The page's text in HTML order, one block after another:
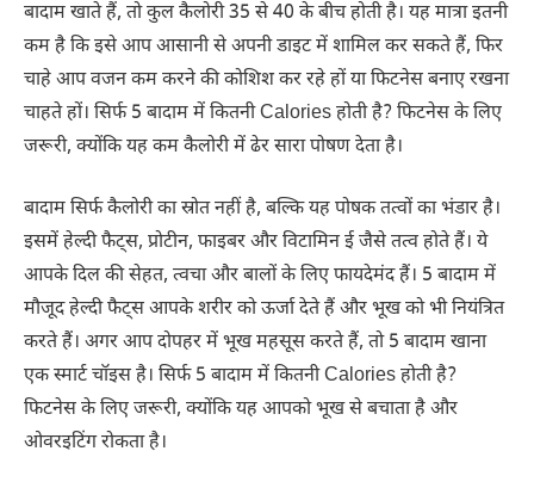
बादाम खाते हैं, तो कुल कैलोरी 35 से 40 के बीच होती है। यह मात्रा इतनी
कम है कि इसे आप आसानी से अपनी डाइट में शामिल कर सकते हैं, फिर
चाहे आप वजन कम करने की कोशिश कर रहे हों या फिटनेस बनाए रखना
चाहते हों। सिर्फ 5 बादाम में कितनी Calories होती है? फिटनेस के लिए
जरूरी, क्योंकि यह कम कैलोरी में ढेर सारा पोषण देता है।
बादाम सिर्फ कैलोरी का स्रोत नहीं है, बल्कि यह पोषक तत्वों का भंडार है।
इसमें हेल्दी फैट्स, प्रोटीन, फाइबर और विटामिन ई जैसे तत्व होते हैं। ये
आपके दिल की सेहत, त्वचा और बालों के लिए फायदेमंद हैं। 5 बादाम में
मौजूद हेल्दी फैट्स आपके शरीर को ऊर्जा देते हैं और भूख को भी नियंत्रित
करते हैं। अगर आप दोपहर में भूख महसूस करते हैं, तो 5 बादाम खाना
एक स्मार्ट चॉइस है। सिर्फ 5 बादाम में कितनी Calories होती है?
फिटनेस के लिए जरूरी, क्योंकि यह आपको भूख से बचाता है और
ओवरइटिंग रोकता है।